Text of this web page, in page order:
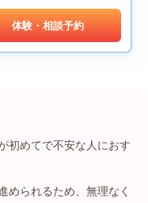
体験・相談予約
初めてで不安な人におす
められるため、無理なく